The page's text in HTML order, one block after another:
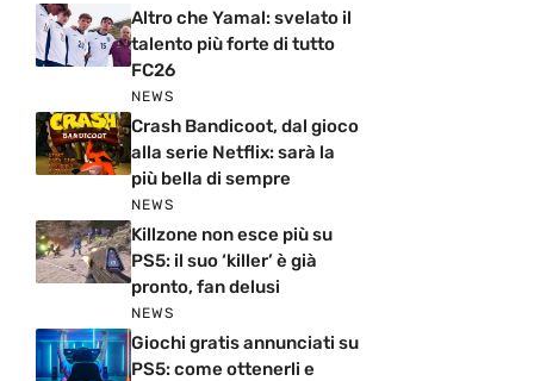
Altro che Yamal: svelato il
talento più forte di tutto
FC26
NEWS
Crash Bandicoot, dal gioco
alla serie Netflix: sarà la
più bella di sempre
NEWS
Killzone non esce più su
PS5: il suo ‘killer’ è già
pronto, fan delusi
NEWS
Giochi gratis annunciati su
PS5: come ottenerli e